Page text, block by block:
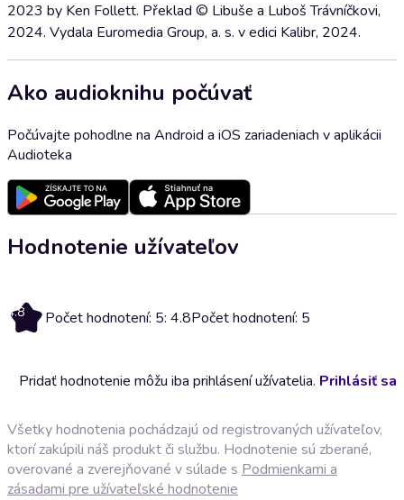
2023 by Ken Follett. Překlad © Libuše a Luboš Trávníčkovi,
2024. Vydala Euromedia Group, a. s. v edici Kalibr, 2024.
Ako audioknihu počúvať
Počúvajte pohodlne na Android a iOS zariadeniach v aplikácii
Audioteka
Hodnotenie užívateľov
4.8 Počet hodnotení: 5: 4.8Počet hodnotení: 5
Pridať hodnotenie môžu iba prihlásení užívatelia. Prihlásiť sa
Všetky hodnotenia pochádzajú od registrovaných užívateľov,
ktorí zakúpili náš produkt či službu. Hodnotenie sú zberané,
overované a zverejňované v súlade s Podmienkami a
zásadami pre užívateľské hodnotenie